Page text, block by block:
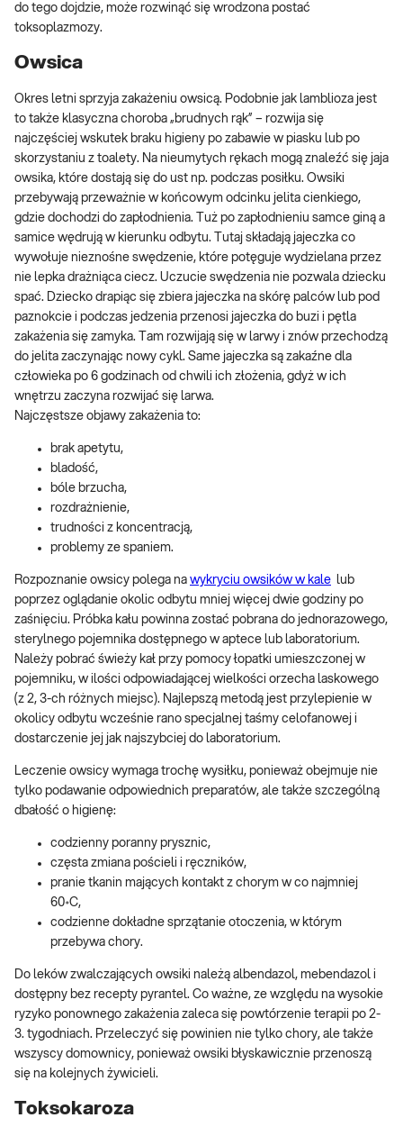
do tego dojdzie, może rozwinąć się wrodzona postać
toksoplazmozy.
Owsica
Okres letni sprzyja zakażeniu owsicą. Podobnie jak lamblioza jest
to także klasyczna choroba „brudnych rąk” – rozwija się
najczęściej wskutek braku higieny po zabawie w piasku lub po
skorzystaniu z toalety. Na nieumytych rękach mogą znaleźć się jaja
owsika, które dostają się do ust np. podczas posiłku. Owsiki
przebywają przeważnie w końcowym odcinku jelita cienkiego,
gdzie dochodzi do zapłodnienia. Tuż po zapłodnieniu samce giną a
samice wędrują w kierunku odbytu. Tutaj składają jajeczka co
wywołuje nieznośne swędzenie, które potęguje wydzielana przez
nie lepka drażniąca ciecz. Uczucie swędzenia nie pozwala dziecku
spać. Dziecko drapiąc się zbiera jajeczka na skórę palców lub pod
paznokcie i podczas jedzenia przenosi jajeczka do buzi i pętla
zakażenia się zamyka. Tam rozwijają się w larwy i znów przechodzą
do jelita zaczynając nowy cykl. Same jajeczka są zakaźne dla
człowieka po 6 godzinach od chwili ich złożenia, gdyż w ich
wnętrzu zaczyna rozwijać się larwa.
Najczęstsze objawy zakażenia to:
brak apetytu,
bladość,
bóle brzucha,
rozdrażnienie,
trudności z koncentracją,
problemy ze spaniem.
Rozpoznanie owsicy polega na wykryciu owsików w kale lub
poprzez oglądanie okolic odbytu mniej więcej dwie godziny po
zaśnięciu. Próbka kału powinna zostać pobrana do jednorazowego,
sterylnego pojemnika dostępnego w aptece lub laboratorium.
Należy pobrać świeży kał przy pomocy łopatki umieszczonej w
pojemniku, w ilości odpowiadającej wielkości orzecha laskowego
(z 2, 3-ch różnych miejsc). Najlepszą metodą jest przylepienie w
okolicy odbytu wcześnie rano specjalnej taśmy celofanowej i
dostarczenie jej jak najszybciej do laboratorium.
Leczenie owsicy wymaga trochę wysiłku, ponieważ obejmuje nie
tylko podawanie odpowiednich preparatów, ale także szczególną
dbałość o higienę:
codzienny poranny prysznic,
częsta zmiana pościeli i ręczników,
pranie tkanin mających kontakt z chorym w co najmniej
60॰C,
codzienne dokładne sprzątanie otoczenia, w którym
przebywa chory.
Do leków zwalczających owsiki należą albendazol, mebendazol i
dostępny bez recepty pyrantel. Co ważne, ze względu na wysokie
ryzyko ponownego zakażenia zaleca się powtórzenie terapii po 2-
3. tygodniach. Przeleczyć się powinien nie tylko chory, ale także
wszyscy domownicy, ponieważ owsiki błyskawicznie przenoszą
się na kolejnych żywicieli.
Toksokaroza